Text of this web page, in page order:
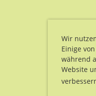
Wir
Einige
während
Website
Erstellt mit